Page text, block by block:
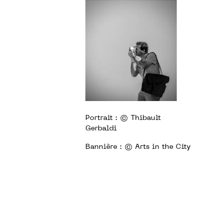
Portrait : © Thibault
Gerbaldi
Bannière : © Arts in the City